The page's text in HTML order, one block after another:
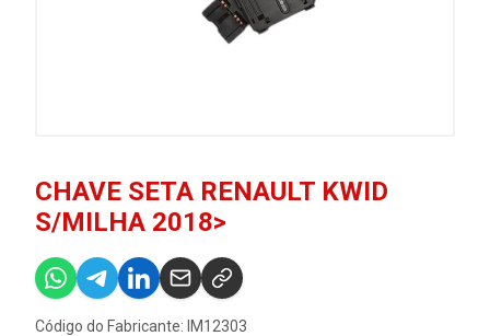
CHAVE SETA RENAULT KWID
S/MILHA 2018>
Código do Fabricante: IM12303